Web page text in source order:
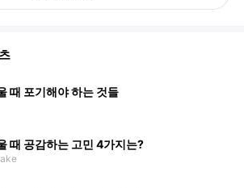
때 포기해야 하는 것들
때 공감하는 고민 4가지는?